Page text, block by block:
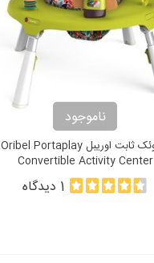
ناموجود
روروئک ثابت اوریبل Oribel Portaplay
Convertible Activity Center
1 دیدگاه